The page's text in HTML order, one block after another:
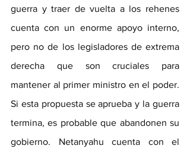
guerra y traer de vuelta a los rehenes
cuenta con un enorme apoyo interno,
pero no de los legisladores de extrema
derecha que son cruciales para
mantener al primer ministro en el poder.
Si esta propuesta se aprueba y la guerra
termina, es probable que abandonen su
gobierno. Netanyahu cuenta con el